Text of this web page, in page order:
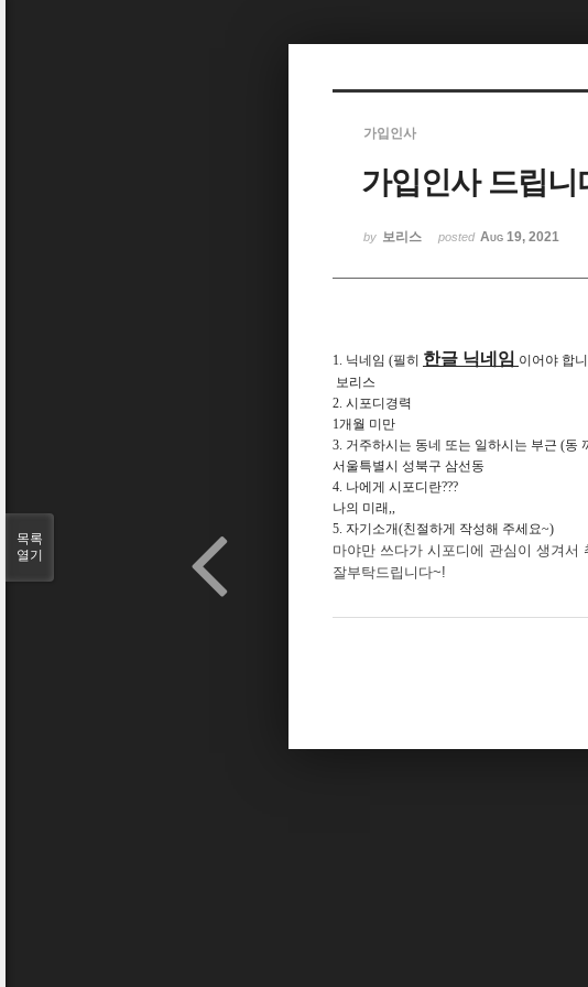
가입인사
가입인사 드립니
by 보리스 posted Aug 19, 2021
1. 닉네임 (필히 한글 닉네임 이어야 합
보리스
2. 시포디경력
1개월 미만
3. 거주하시는 동네 또는 일하시는 부근 (동
서울특별시 성북구 삼선동
4. 나에게 시포디란???
나의 미래,,
5. 자기소개(친절하게 작성해 주세요~)
마야만 쓰다가 시포디에 관심이 생겨
잘부탁드립니다~!
목록
열기
Sketchbook5, 스케치북5
Sketchbook5, 스케치북5